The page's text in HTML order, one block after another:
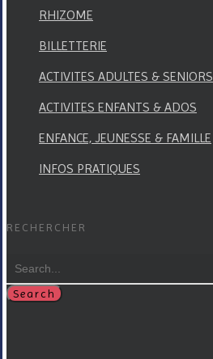
RHIZOME
BILLETTERIE
ACTIVITES ADULTES & SENIORS
ACTIVITES ENFANTS & ADOS
ENFANCE, JEUNESSE & FAMILLE
INFOS PRATIQUES
RECHERCHER
Search